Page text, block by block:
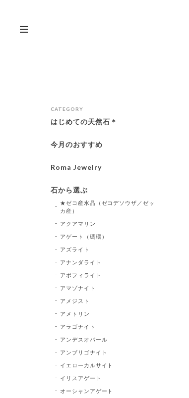
CATEGORY
はじめての天然石＊
今月のおすすめ
Roma Jewelry
石から選ぶ
★ゼコ産水晶（ゼコデソウザ／ゼッ
カ産）
アクアマリン
アゲート（瑪瑙）
アズライト
アナンダライト
アポフィライト
アマゾナイト
アメジスト
アメトリン
アラゴナイト
アンデスオパール
アンブリゴナイト
イエローカルサイト
イリスアゲート
オーシャンアゲート